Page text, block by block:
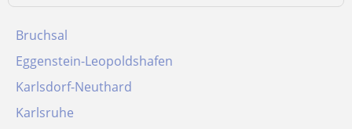
Bruchsal
Eggenstein-Leopoldshafen
Karlsdorf-Neuthard
Karlsruhe